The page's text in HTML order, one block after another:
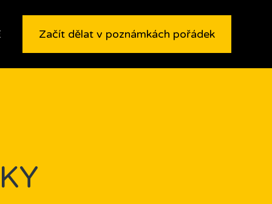
Začít dělat v poznámkách pořádek